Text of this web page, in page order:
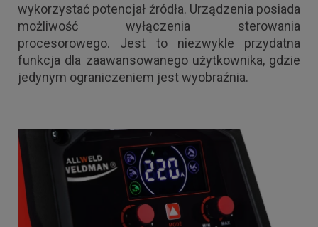
wykorzystać potencjał źródła. Urządzenia posiada
możliwość wyłączenia sterowania
procesorowego. Jest to niezwykle przydatna
funkcja dla zaawansowanego użytkownika, gdzie
jedynym ograniczeniem jest wyobraźnia.